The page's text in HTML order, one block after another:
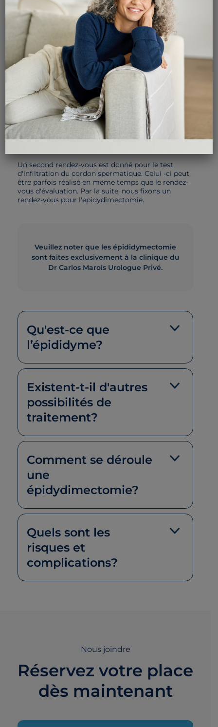
Elle est également réalisée dans les cas de
syndrome de douleur chronique post vasectomie,
très rare, mais parfois invalidante.
Comme toute intervention pour une douleur
chronique en médecine, il n'y a pas de garantie
absolue que l'inconfort sera complètement résolu.
La procédure d'epidydimectomie est
précédée d’une consultation avec
évaluation.
Ceci implique un questionnaire, un examen
Un second rendez-vous est donné pour le test
d'infiltration du cordon spermatique. Celui -ci peut
être parfois réalisé en même temps que le rendez-
vous d'évaluation. Par la suite, nous fixons un
rendez-vous pour l'epidydimectomie.
Veuillez noter que les épididymectomie
sont faites exclusivement à la clinique du
Dr Carlos Marois Urologue Privé.
Qu'est-ce que
l’épididyme?
Existent-t-il d'autres
possibilités de
traitement?
Comment se déroule
une
épidydimectomie?
Quels sont les
risques et
complications?
Nous joindre
Réservez votre place
dès maintenant